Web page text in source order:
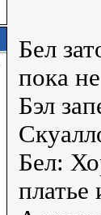
Бел
пока
Бэл
Бел: